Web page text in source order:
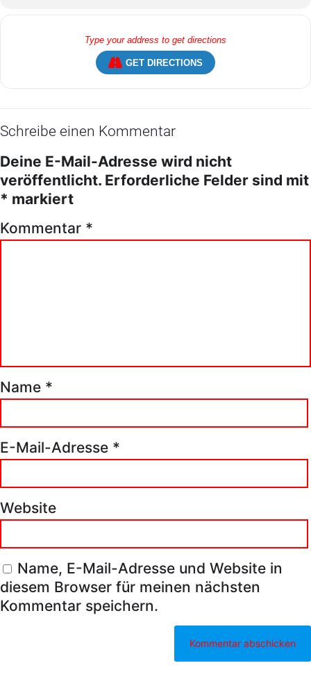
GET DIRECTIONS
Schreibe einen Kommentar
Deine E-Mail-Adresse wird nicht
veröffentlicht. Erforderliche Felder sind mit
* markiert
Kommentar *
Name *
E-Mail-Adresse *
Website
Name, E-Mail-Adresse und Website in
diesem Browser für meinen nächsten
Kommentar speichern.